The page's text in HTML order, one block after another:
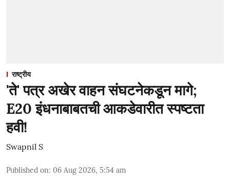
राष्ट्रीय
'ते' पत्र अखेर वाहन संघटनेकडून मागे;
E20 इंधनाबाबतची आकडेवारीत स्पष्टता
हवी!
Swapnil S
Published on: 06 Aug 2026, 5:54 am